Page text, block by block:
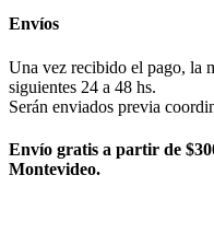
Envíos
Una vez recibido el pago, la
siguientes 24 a 48 hs.
Serán enviados previa
Envío gratis a partir de
Montevideo.